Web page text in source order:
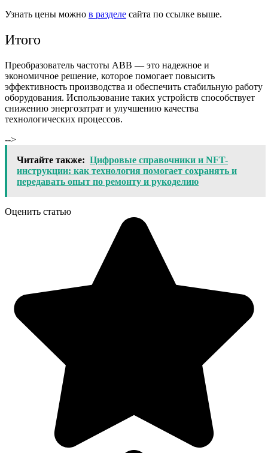
Узнать цены можно в разделе сайта по ссылке выше.
Итого
Преобразователь частоты ABB — это надежное и
экономичное решение, которое помогает повысить
эффективность производства и обеспечить стабильную работу
оборудования. Использование таких устройств способствует
снижению энергозатрат и улучшению качества
технологических процессов.
-->
Читайте также: Цифровые справочники и NFT-
инструкции: как технология помогает сохранять и
передавать опыт по ремонту и рукоделию
Оценить статью